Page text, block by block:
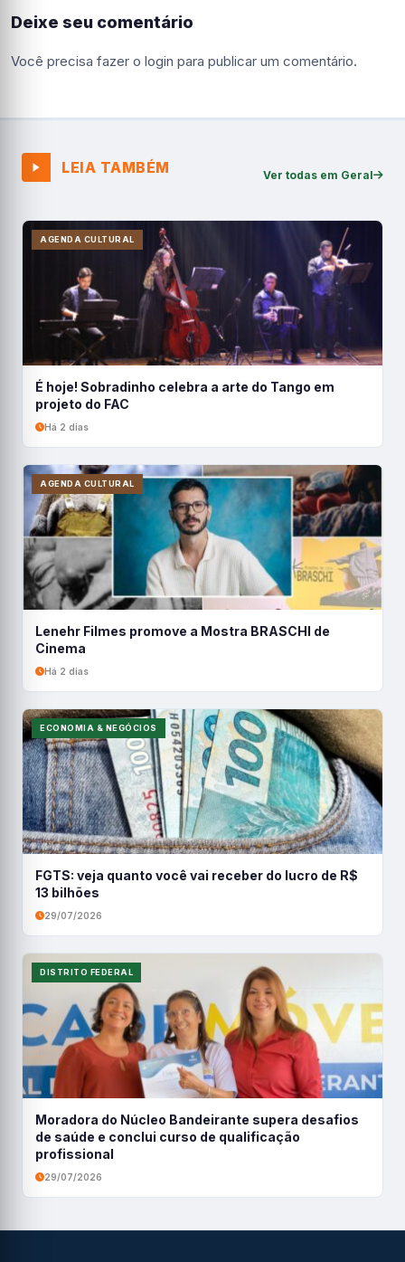
Deixe seu comentário
Você precisa fazer o login para publicar um comentário.
LEIA TAMBÉM Ver todas em Geral
AGENDA CULTURAL
É hoje! Sobradinho celebra a arte do Tango em
projeto do FAC
Há 2 dias
AGENDA CULTURAL
Lenehr Filmes promove a Mostra BRASCHI de
Cinema
Há 2 dias
ECONOMIA & NEGÓCIOS
FGTS: veja quanto você vai receber do lucro de R$
13 bilhões
29/07/2026
DISTRITO FEDERAL
Moradora do Núcleo Bandeirante supera desafios
de saúde e conclui curso de qualificação
profissional
29/07/2026